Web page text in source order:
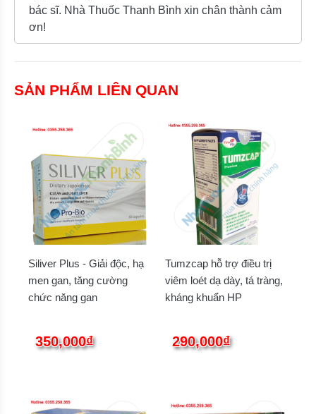
bác sĩ. Nhà Thuốc Thanh Bình xin chân thành cảm
ơn!
SẢN PHẨM LIÊN QUAN
Siliver Plus - Giải độc, hạ
men gan, tăng cường
chức năng gan
350,000₫
Tumzcap hỗ trợ điều trị
viêm loét dạ dày, tá tràng,
kháng khuẩn HP
290,000₫